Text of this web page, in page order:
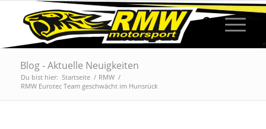
Blog - Aktuelle Neuigkeiten
Du bist hier: Startseite / RMW /
RMW Eurotec Team geschwächt im Hunsrück